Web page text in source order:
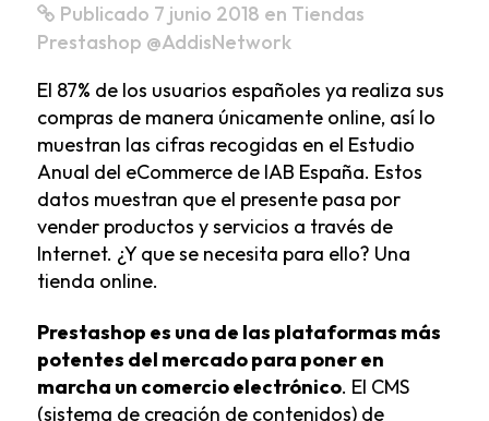
Publicado 7 junio 2018 en Tiendas
Prestashop @AddisNetwork
El 87% de los usuarios españoles ya realiza sus
compras de manera únicamente online, así lo
muestran las cifras recogidas en el Estudio
Anual del eCommerce de IAB España. Estos
datos muestran que el presente pasa por
vender productos y servicios a través de
Internet. ¿Y que se necesita para ello? Una
tienda online.
Prestashop es una de las plataformas más
potentes del mercado para poner en
marcha un comercio electrónico. El CMS
(sistema de creación de contenidos) de